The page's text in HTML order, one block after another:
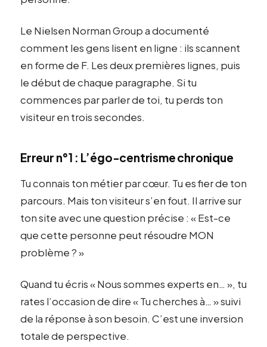
Le Nielsen Norman Group a documenté
comment les gens lisent en ligne : ils scannent
en forme de F. Les deux premières lignes, puis
le début de chaque paragraphe. Si tu
commences par parler de toi, tu perds ton
visiteur en trois secondes.
Erreur n°1 : L’égo-centrisme chronique
Tu connais ton métier par cœur. Tu es fier de ton
parcours. Mais ton visiteur s’en fout. Il arrive sur
ton site avec une question précise : « Est-ce
que cette personne peut résoudre MON
problème ? »
Quand tu écris « Nous sommes experts en… », tu
rates l’occasion de dire « Tu cherches à… » suivi
de la réponse à son besoin. C’est une inversion
totale de perspective.